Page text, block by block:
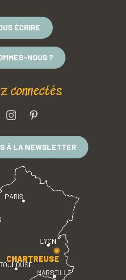
ÉCRIRE
NOUS ?
connectés
À LA NEWSLETTER
PARIS
LYON
TOULOUSE
MARSEILLE
CHARTREUSE